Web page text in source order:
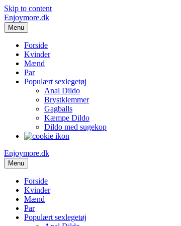
Skip to content
Enjoymore.dk
Menu
Forside
Kvinder
Mænd
Par
Populært sexlegetøj
Anal Dildo
Brystklemmer
Gagballs
Kæmpe Dildo
Dildo med sugekop
Enjoymore.dk
Menu
Forside
Kvinder
Mænd
Par
Populært sexlegetøj